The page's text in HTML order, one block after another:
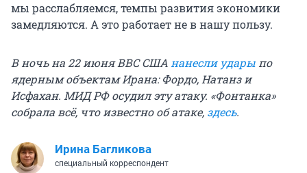
мы расслабляемся, темпы развития экономики
замедляются. А это работает не в нашу пользу.
В ночь на 22 июня ВВС СШАнанесли удары по
ядерным объектам Ирана: Фордо, Натанз и
Исфахан. МИД РФ осудил эту атаку. «Фонтанка»
собрала всё, что известно об атаке, здесь.
Ирина Багликова
специальный корреспондент